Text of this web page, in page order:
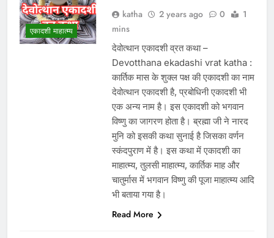
एकादशी माहात्म्य
katha 2 years ago 0
1
mins
देवोत्थान एकादशी व्रत कथा –
Devotthana ekadashi vrat katha :
कार्तिक मास के शुक्ल पक्ष की एकादशी का नाम
देवोत्थान एकादशी है, प्रबोधिनी एकादशी भी
एक अन्य नाम है। इस एकादशी को भगवान
विष्णु का जागरण होता है। ब्रह्मा जी ने नारद
मुनि को इसकी कथा सुनाई है जिसका वर्णन
स्कंदपुराण में है। इस कथा में एकादशी का
माहात्म्य, तुलसी माहात्म्य, कार्तिक माह और
चातुर्मास में भगवान विष्णु की पूजा माहात्म्य आदि
भी बताया गया है।
Read More